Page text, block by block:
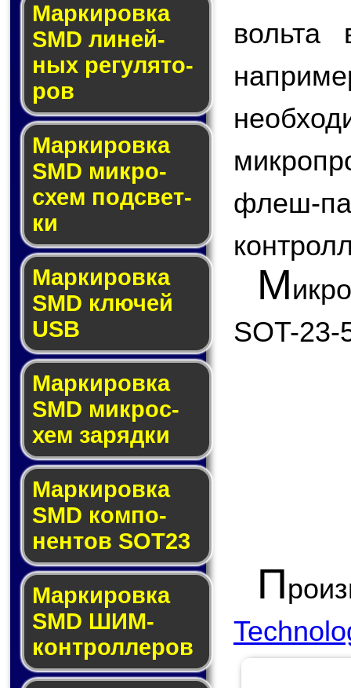
Маркировка
SMD ли­ней­
ных ре­гу­ля­то­
ров
Маркировка
SMD мик­ро­
схем под­свет­
ки
Маркировка
SMD клю­чей
USB
Маркировка
SMD мик­рос­
хем за­ряд­ки
Маркировка
SMD ком­по­
нен­тов SOT23
Маркировка
SMD ШИМ-
кон­трол­ле­ров
вольта
М
SOT-23-
П